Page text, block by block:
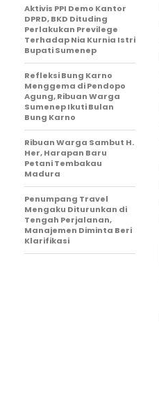
Aktivis PPI Demo Kantor
DPRD, BKD Dituding
Perlakukan Previlege
Terhadap Nia Kurnia Istri
Bupati Sumenep
Refleksi Bung Karno
Menggema di Pendopo
Agung, Ribuan Warga
Sumenep Ikuti Bulan
Bung Karno
Ribuan Warga Sambut H.
Her, Harapan Baru
Petani Tembakau
Madura
Penumpang Travel
Mengaku Diturunkan di
Tengah Perjalanan,
Manajemen Diminta Beri
Klarifikasi